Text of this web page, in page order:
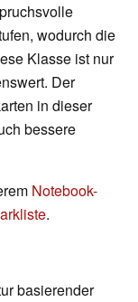
wodurch die
Klasse ist nur
Der
in dieser
bessere
Notebook-
.
basierender